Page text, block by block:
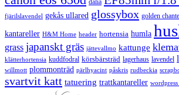
dalia
fjärilslavendel gekås ullared glossybox golden
kantareller H&M Home header hortensia humla
grass japanskt gräs jättevallmo kattunge
klätterhortensia kuddfodral körsbärsträd lagerhaus lavendel
willmott plommonträd pärlhyacint påskris rudbeckia
svartvit katt tatuering trattkantareller